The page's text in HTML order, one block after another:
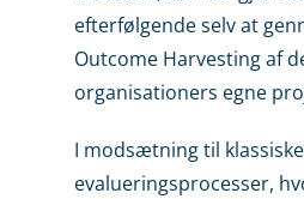
efterfølgende selv at
Outcome Harvesting af
organisationers egne
I modsætning til klassiske
evalueringsprocesser,